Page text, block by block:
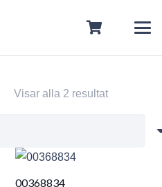
Visar alla 2 resultat
00368834